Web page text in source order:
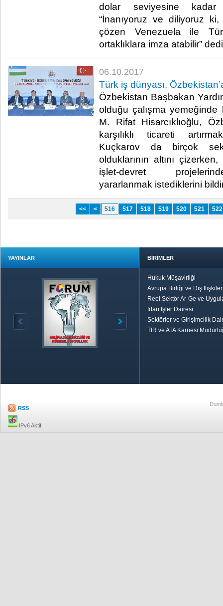
dolar seviyesine kadar
“İnanıyoruz ve diliyoruz ki,
çözen Venezuela ile
ortaklıklara imza atabilir”
06.10.2017
Türk iş dünyası,
Özbekistan Başbakan
olduğu çalışma
M. Rifat Hisarcıklıoğlu,
karşılıklı ticareti
Kuçkarov da birçok
olduklarının altını
işlet-devret
yararlanmak istediklerini
<< < 516 517 518 519 520 521 522
YAYINLAR BİRİMLER
Hukuk Müşavirliği
Avrupa Birliği ve Dış
Reel Sektör Ar-Ge ve
İdari İşler Dairesi
Sektörler ve Girişimcilik
TIR ve ATA Karnesi
RSS
IPv6 Aktif